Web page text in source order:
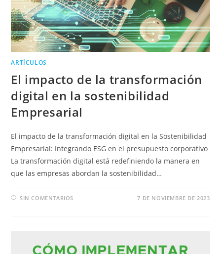
ARTÍCULOS
El impacto de la transformación
digital en la sostenibilidad
Empresarial
El impacto de la transformación digital en la Sostenibilidad
Empresarial: Integrando ESG en el presupuesto corporativo
La transformación digital está redefiniendo la manera en
que las empresas abordan la sostenibilidad…
SIN COMENTARIOS 7 DE NOVIEMBRE DE 2023